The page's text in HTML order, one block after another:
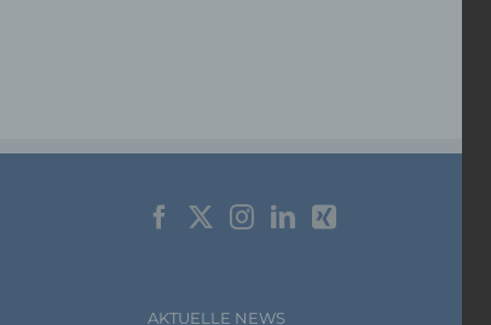
AKTUELLE NEWS